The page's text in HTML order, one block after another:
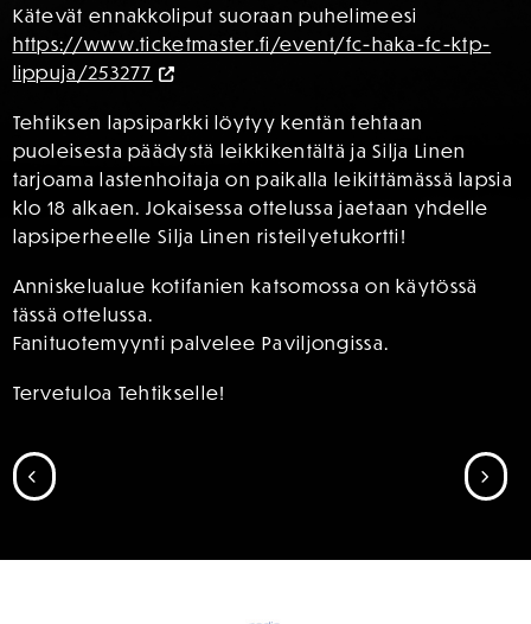
Kätevät ennakkoliput suoraan puhelimeesi
https://www.ticketmaster.fi/event/fc-haka-fc-ktp-
lippuja/253277
Tehtiksen lapsiparkki löytyy kentän tehtaan
puoleisesta päädystä leikkikentältä ja Silja Linen
tarjoama lastenhoitaja on paikalla leikittämässä lapsia
klo 18 alkaen. Jokaisessa ottelussa jaetaan yhdelle
lapsiperheelle Silja Linen risteilyetukortti!
Anniskelualue kotifanien katsomossa on käytössä
tässä ottelussa.
Fanituotemyynti palvelee Paviljongissa.
Tervetuloa Tehtikselle!
SIIRRY EDELLISEEN